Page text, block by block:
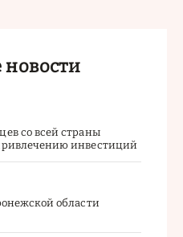
новости
со всей страны
инвестиций
области